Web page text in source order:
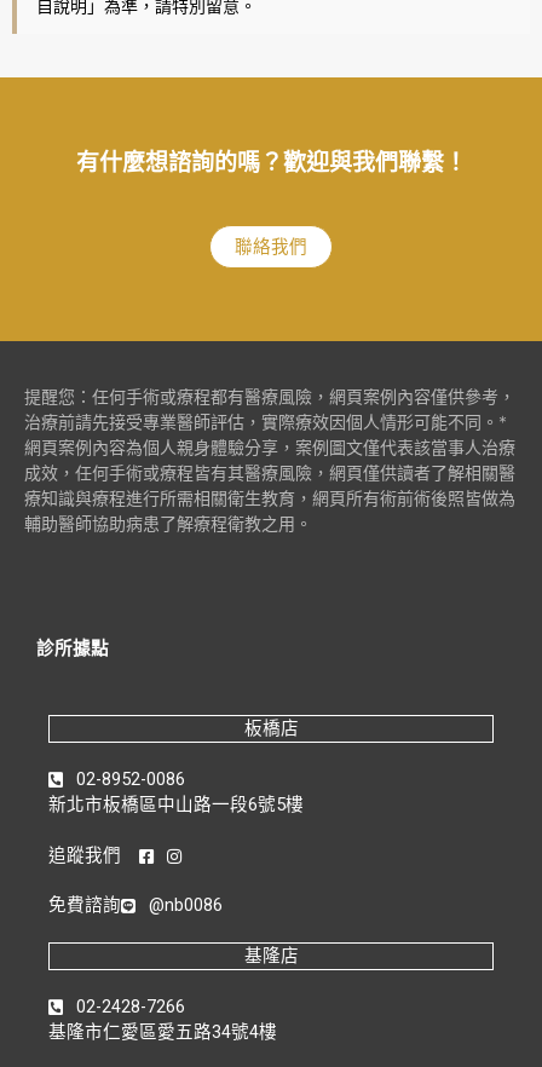
自說明」為準，請特別留意。
有什麼想諮詢的嗎？歡迎與我們聯繫！
聯絡我們
提醒您：任何手術或療程都有醫療風險，網頁案例內容僅供參考，
治療前請先接受專業醫師評估，實際療效因個人情形可能不同。*
網頁案例內容為個人親身體驗分享，案例圖文僅代表該當事人治療
成效，任何手術或療程皆有其醫療風險，網頁僅供讀者了解相關醫
療知識與療程進行所需相關衛生教育，網頁所有術前術後照皆做為
輔助醫師協助病患了解療程衛教之用。
診所據點
板橋店
02-8952-0086
新北市板橋區中山路一段6號5樓
追蹤我們
免費諮詢 @nb0086
基隆店
02-2428-7266
基隆市仁愛區愛五路34號4樓